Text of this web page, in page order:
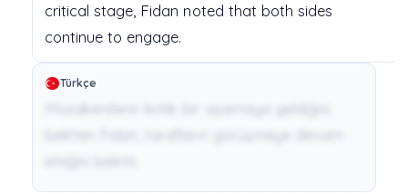
critical stage, Fidan noted that both sides
continue to engage.
Türkçe